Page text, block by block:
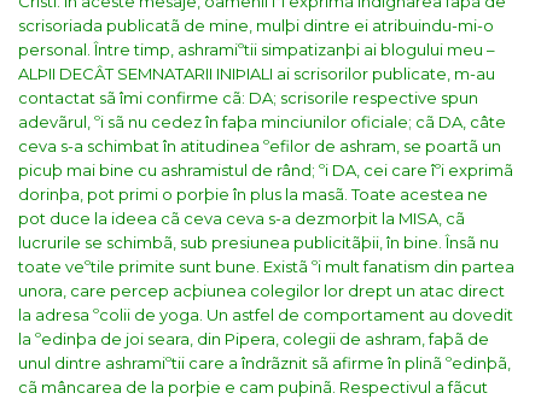
scrisoriada publicatã de mine, mulþi dintre ei atribuindu-mi-o
personal. Între timp, ashramiºtii simpatizanþi ai blogului meu –
ALÞII DECÂT SEMNATARII INIÞIALI ai scrisorilor publicate, m-au
contactat sã îmi confirme cã: DA; scrisorile respective spun
adevãrul, ºi sã nu cedez în faþa minciunilor oficiale; cã DA, câte
ceva s-a schimbat în atitudinea ºefilor de ashram, se poartã un
picuþ mai bine cu ashramistul de rând; ºi DA, cei care îºi exprimã
dorinþa, pot primi o porþie în plus la masã. Toate acestea ne
pot duce la ideea cã ceva ceva s-a dezmorþit la MISA, cã
lucrurile se schimbã, sub presiunea publicitãþii, în bine. Însã nu
toate veºtile primite sunt bune. Existã ºi mult fanatism din partea
unora, care percep acþiunea colegilor lor drept un atac direct
la adresa ºcolii de yoga. Un astfel de comportament au dovedit
la ºedinþa de joi seara, din Pipera, colegii de ashram, faþã de
unul dintre ashramiºtii care a îndrãznit sã afirme în plinã ºedinþã,
cã mâncarea de la porþie e cam puþinã. Respectivul a fãcut